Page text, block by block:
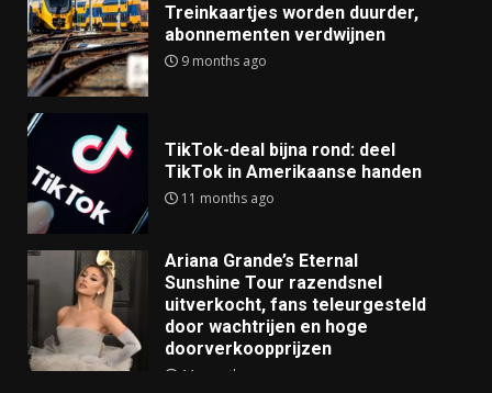
Treinkaartjes worden duurder,
abonnementen verdwijnen
9 months ago
TikTok-deal bijna rond: deel
TikTok in Amerikaanse handen
11 months ago
Ariana Grande’s Eternal
Sunshine Tour razendsnel
uitverkocht, fans teleurgesteld
door wachtrijen en hoge
doorverkoopprijzen
11 months ago